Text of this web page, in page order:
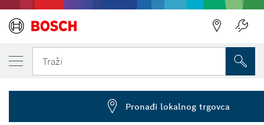
Traži
... PRO Hex 30-4C plosnato dlijeto
VAŠA ODABRANA VERZIJA
Plosnato dlijeto PRO HEX 30-4C, 35 x 400
2 608 690 112
Pronađi lokalnog trgovca